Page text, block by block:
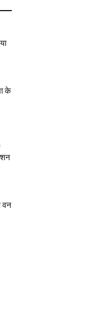
के
वन